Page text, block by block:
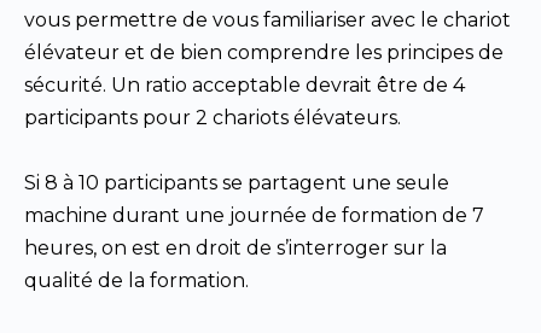
vous permettre de vous familiariser avec le chariot
élévateur et de bien comprendre les principes de
sécurité. Un ratio acceptable devrait être de 4
participants pour 2 chariots élévateurs.
Si 8 à 10 participants se partagent une seule
machine durant une journée de formation de 7
heures, on est en droit de s’interroger sur la
qualité de la formation.